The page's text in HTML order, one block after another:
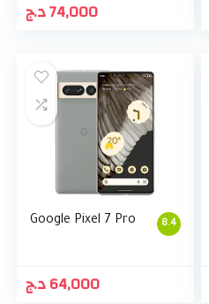
74,000د.ج
8.4
Google Pixel 7 Pro
64,000د.ج